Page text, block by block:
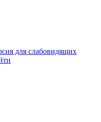
для слабовидящих